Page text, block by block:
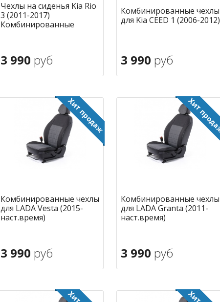
Чехлы на сиденья Kia Rio
3 (2011-2017)
Комбинированные
3 990 руб
Комбинированные чехлы
для Kia CEED 1 (2006-2012)
3 990 руб
Комбинированные чехлы
для LADA Vesta (2015-
наст.время)
3 990 руб
В корзину
Комбинированные чехлы
для LADA Granta (2011-
наст.время)
3 990 руб
В корзину